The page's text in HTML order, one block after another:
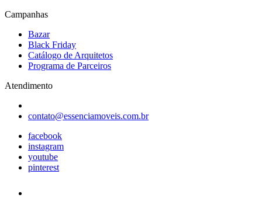
Campanhas
Bazar
Black Friday
Catálogo de Arquitetos
Programa de Parceiros
Atendimento
contato@essenciamoveis.com.br
facebook
instagram
youtube
pinterest